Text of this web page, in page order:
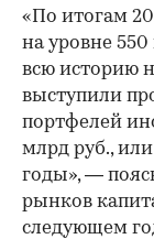
«По итогам
на уровне
всю историю
выступили
портфелей
млрд руб., или
годы», —
рынков
следующем